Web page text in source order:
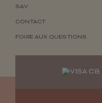
SAV
CONTACT
FOIRE AUX QUESTIONS